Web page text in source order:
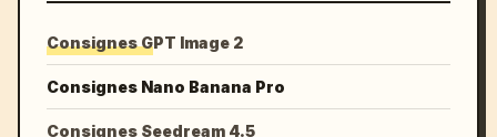
Consignes GPT Image 2
Consignes Nano Banana Pro
Consignes Seedream 4.5